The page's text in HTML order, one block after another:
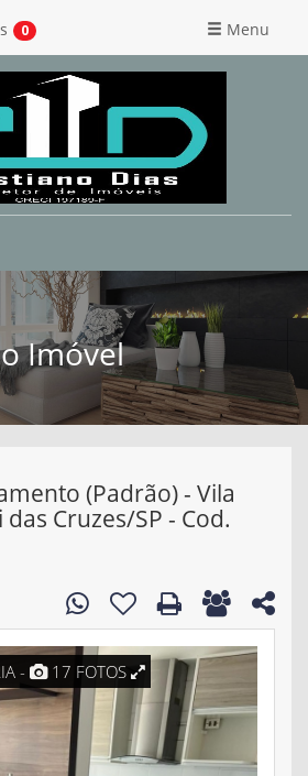
0 Menu
Imóvel
(Padrão) - Vila
Cruzes/SP - Cod.
- 17 FOTOS